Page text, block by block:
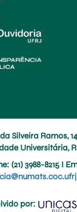
Silveira Ramos,
Universitária,
: (21) 3988-8215 I
por: